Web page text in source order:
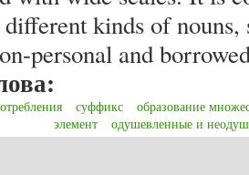
kinds of nouns,
personal and
суффикс
образование
элемент
одушевленные и